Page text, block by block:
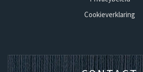
Cookieverklaring